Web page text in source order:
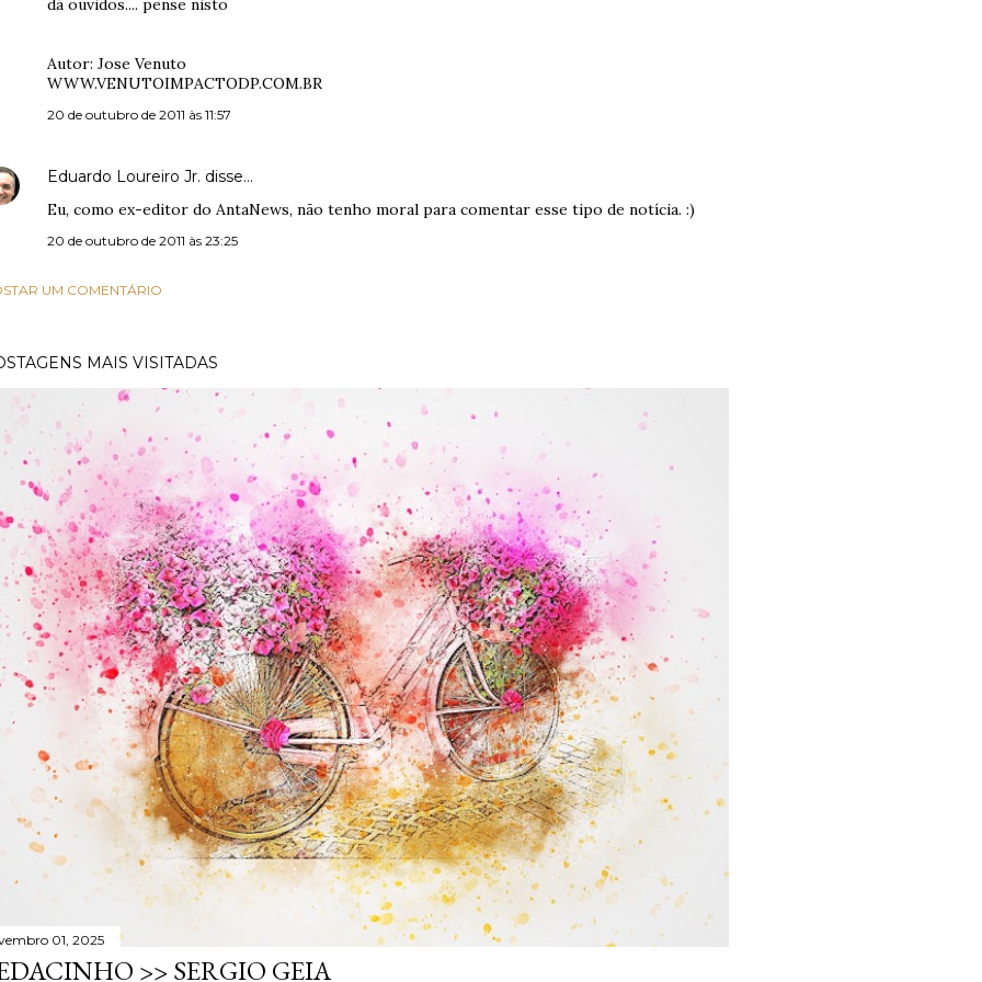
dá ouvidos.... pense nisto
Autor: Jose Venuto
WWW.VENUTOIMPACTODP.COM.BR
20 de outubro de 2011 às 11:57
Eduardo Loureiro Jr. disse…
Eu, como ex-editor do AntaNews, não tenho moral para comentar esse tipo de notícia. :)
20 de outubro de 2011 às 23:25
UM COMENTÁRIO
MAIS VISITADAS
01, 2025
>> SERGIO GEIA